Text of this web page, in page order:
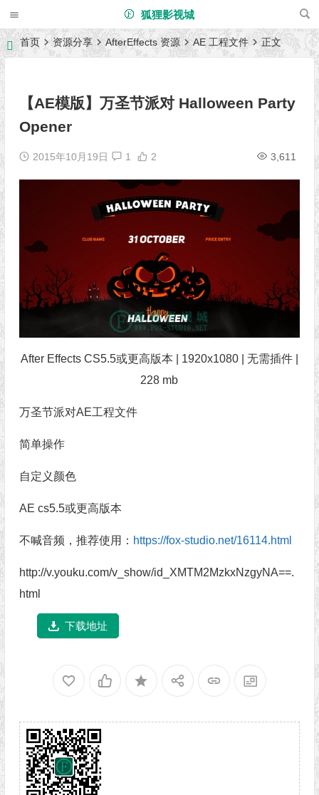
狐狸影视城
首页 资源分享 AfterEffects 资源 AE 工程文件 正文
【AE模版】万圣节派对 Halloween Party
Opener
2015年10月19日 1 3,611
2
After Effects CS5.5或更高版本 | 1920x1080 | 无需插件 |
228 mb
万圣节派对AE工程文件
简单操作
自定义颜色
AE cs5.5或更高版本
不喊音频，推荐使用： https://fox-studio.net/16114.html
http://v.youku.com/v_show/id_XMTM2MzkxNzgyNA==.
html
下载地址